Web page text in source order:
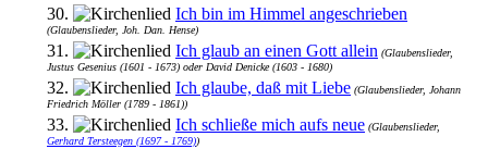
30. Ich bin im Himmel angeschrieben
(Glaubenslieder, Joh. Dan. Hense)
31. Ich glaub an einen Gott allein (Glaubenslieder,
Justus Gesenius (1601 - 1673) oder David Denicke (1603 - 1680)
32. Ich glaube, daß mit Liebe (Glaubenslieder, Johann
Friedrich Möller (1789 - 1861))
33. Ich schließe mich aufs neue (Glaubenslieder,
Gerhard Tersteegen (1697 - 1769))